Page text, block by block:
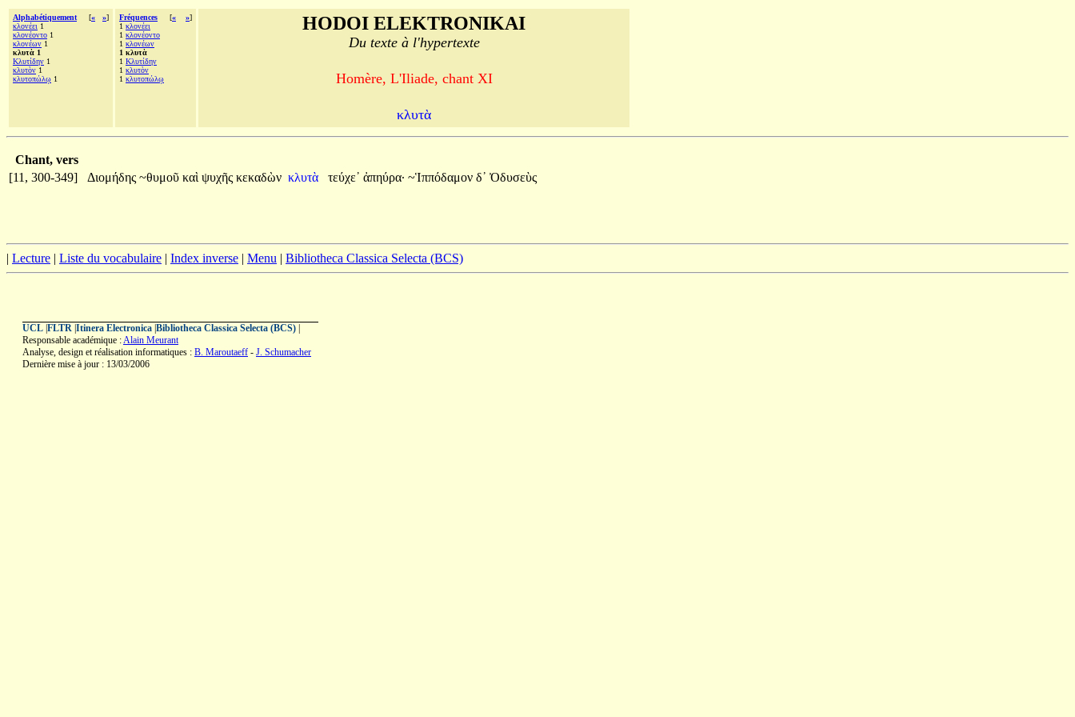
Alphabétiquement [« »]
κλονέει 1
κλονέοντο 1
κλονέων 1
κλυτὰ 1
Κλυτίδην 1
κλυτὸν 1
κλυτοπώλῳ 1
Fréquences [« »]
1 κλονέει
1 κλονέοντο
1 κλονέων
1 κλυτὰ
1 Κλυτίδην
1 κλυτὸν
1 κλυτοπώλῳ
HODOI ELEKTRONIKAI
Du texte à l'hypertexte
Homère, L'Iliade, chant XI
κλυτὰ
Chant, vers
[11, 300-349]
Διομήδης ~θυμοῦ καὶ ψυχῆς κεκαδὼν κλυτὰ τεύχε᾽ ἀπηύρα· ~Ἱππόδαμον δ᾽ Ὀδυσεὺς
| Lecture | Liste du vocabulaire | Index inverse | Menu | Bibliotheca Classica Selecta (BCS)
UCL FLTR Itinera Electronica Bibliotheca Classica Selecta (BCS)
Responsable académique :Alain Meurant
Analyse, design et réalisation informatiques : B. Maroutaeff - J. Schumacher
Dernière mise à jour : 13/03/2006